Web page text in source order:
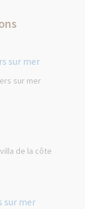
sur mer
de la côte